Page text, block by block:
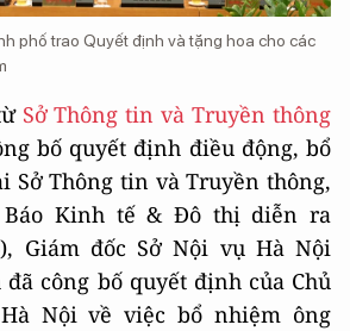
phố trao Quyết định và tặng hoa cho các
Sở Thông tin và Truyền thông
bố quyết định điều động, bổ
Sở Thông tin và Truyền thông,
Báo Kinh tế & Đô thị diễn ra
Giám đốc Sở Nội vụ Hà Nội
công bố quyết định của Chủ
Nội về việc bổ nhiệm ông